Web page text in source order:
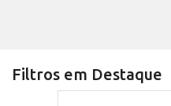
Filtros em Destaque